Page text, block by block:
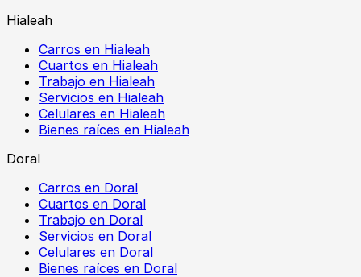
Hialeah
Carros en Hialeah
Cuartos en Hialeah
Trabajo en Hialeah
Servicios en Hialeah
Celulares en Hialeah
Bienes raíces en Hialeah
Doral
Carros en Doral
Cuartos en Doral
Trabajo en Doral
Servicios en Doral
Celulares en Doral
Bienes raíces en Doral